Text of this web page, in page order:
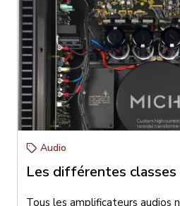
Audio
Les différentes classes
Tous les amplificateurs audios